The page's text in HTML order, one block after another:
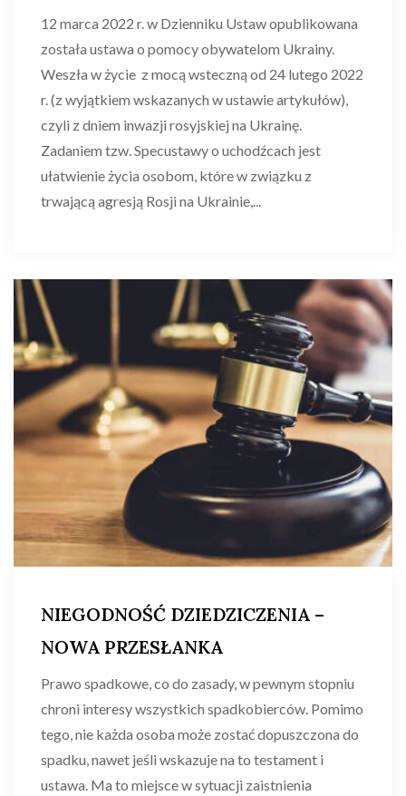
12 marca 2022 r. w Dzienniku Ustaw opublikowana
została ustawa o pomocy obywatelom Ukrainy.
Weszła w życie z mocą wsteczną od 24 lutego 2022
r. (z wyjątkiem wskazanych w ustawie artykułów),
czyli z dniem inwazji rosyjskiej na Ukrainę.
Zadaniem tzw. Specustawy o uchodźcach jest
ułatwienie życia osobom, które w związku z
trwającą agresją Rosji na Ukrainie,...
NIEGODNOŚĆ DZIEDZICZENIA –
NOWA PRZESŁANKA
Prawo spadkowe, co do zasady, w pewnym stopniu
chroni interesy wszystkich spadkobierców. Pomimo
tego, nie każda osoba może zostać dopuszczona do
spadku, nawet jeśli wskazuje na to testament i
ustawa. Ma to miejsce w sytuacji zaistnienia